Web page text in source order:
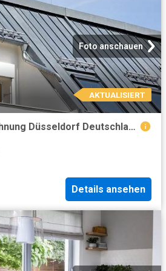
Foto anschauen
AKTUALISIERT
2 Schlafzimmer Wohnung Düsseldorf Deutschland 104798682
Details ansehen